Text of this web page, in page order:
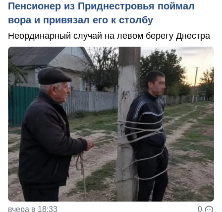
Пенсионер из Приднестровья поймал
вора и привязал его к столбу
Неординарный случай на левом берегу Днестра
вчера в 18:33 0